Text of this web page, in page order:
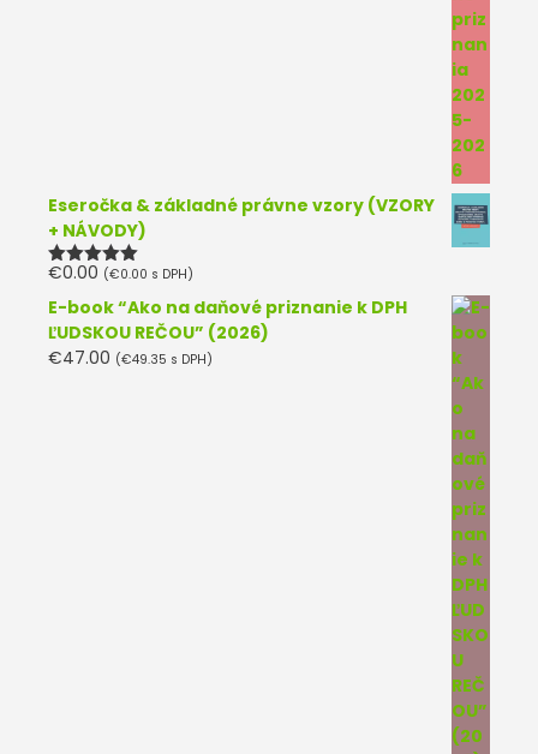
Eseročka & základné právne vzory (VZORY
+ NÁVODY)
Hodnotenie
€0.00 (€0.00 s DPH)
E-book “Ako na daňové priznanie k DPH
ĽUDSKOU REČOU” (2026)
€47.00 (€49.35 s DPH)